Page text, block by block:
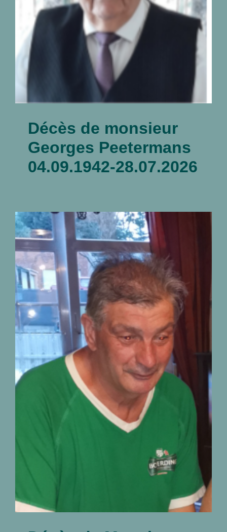
nécrologies
Décès de monsieur
Georges Peetermans
04.09.1942-28.07.2026
Décès de Monsieur
Christian Biermans
01.07.1953 – 22.07.2026
nécrologies